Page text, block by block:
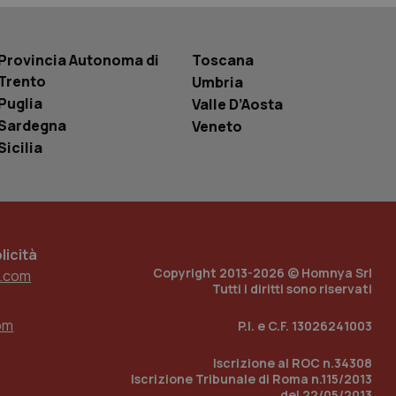
Autonoma di
Toscana
Umbria
Valle D’Aosta
Veneto
Copyright 2013-2026 © Homnya Srl
Tutti i diritti sono riservati
P.I. e C.F. 13026241003
Iscrizione al ROC n.34308
Iscrizione Tribunale di Roma n.115/2013
di
traccia
incorporati
del sito web sta
di
per abilitare il
con identity